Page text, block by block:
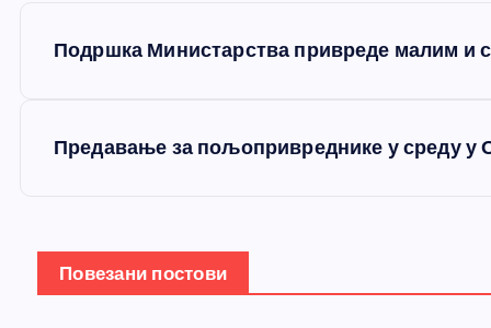
Подршка Министарства привреде малим и
Предавање за пољопривреднике у среду у
Повезани постови